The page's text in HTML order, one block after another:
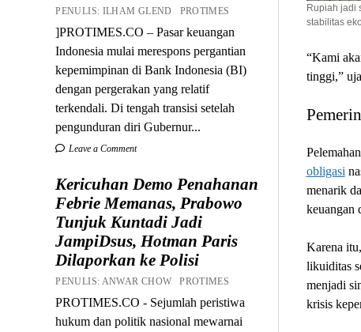
PENULIS: ILHAM GLEND PROTIMES
]PROTIMES.CO – Pasar keuangan
Indonesia mulai merespons pergantian
kepemimpinan di Bank Indonesia (BI)
dengan pergerakan yang relatif
terkendali. Di tengah transisi setelah
pengunduran diri Gubernur...
Leave a Comment
Kericuhan Demo Penahanan
Febrie Memanas, Prabowo
Tunjuk Kuntadi Jadi
JampiDsus, Hotman Paris
Dilaporkan ke Polisi
PENULIS: ANWAR CHOW PROTIMES
PROTIMES.CO - Sejumlah peristiwa
hukum dan politik nasional mewarnai
Rupiah jadi
stabilitas
“Kami
tinggi,”
obligasi
menarik
keuangan
Karena
likuiditas
menjadi
krisis